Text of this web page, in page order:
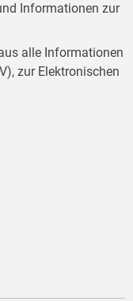
Informationen zur
alle Informationen
zur Elektronischen